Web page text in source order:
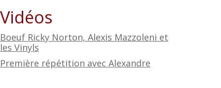
Vidéos
Boeuf Ricky Norton, Alexis Mazzoleni et
les Vinyls
Première répétition avec Alexandre